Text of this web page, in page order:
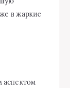
в жаркие
аспектом